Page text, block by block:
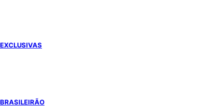
EXCLUSIVAS
BRASILEIRÃO